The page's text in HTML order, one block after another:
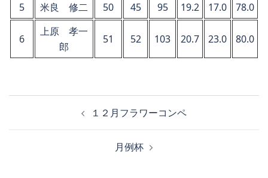
5
米良 修二 50 45 95 19.2 17.0 78.0
6
上原 孝一
郎
51 52 103 20.7 23.0 80.0
１２月フラワーコンペ
月例杯